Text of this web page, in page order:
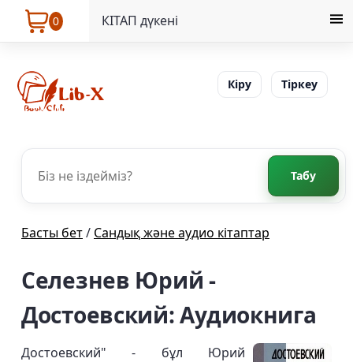
0 КІТАП дүкені
Кіру Тіркеу
Табу
Басты бет/ Сандық және аудио кітаптар
Селезнев Юрий -
Достоевский: Аудиокнига
Достоевский" - бұл Юрий